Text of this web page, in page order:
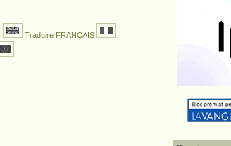
Traduire FRANÇAIS